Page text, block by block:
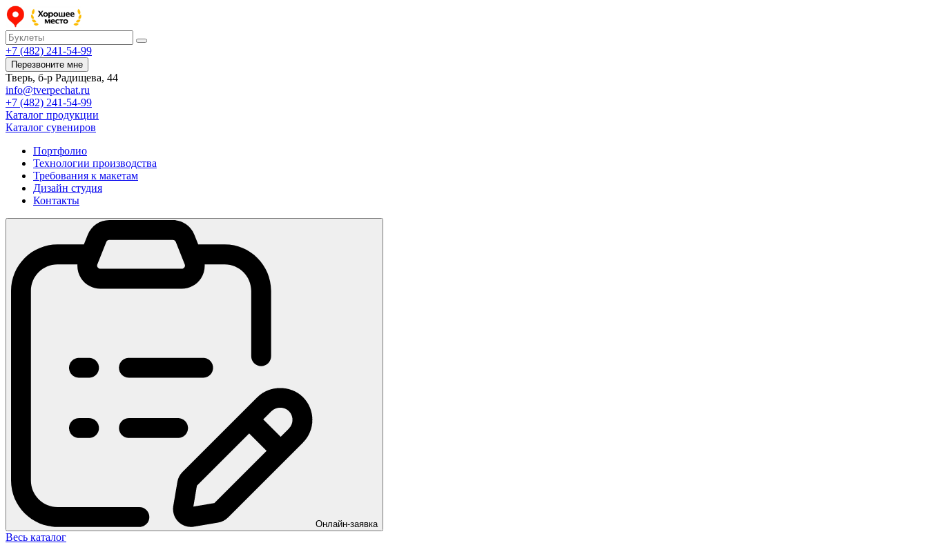
+7 (482) 241-54-99
Перезвоните мне
Тверь, б-р Радищева, 44
info@tverpechat.ru
+7 (482) 241-54-99
Каталог продукции
Каталог сувениров
Портфолио
Технологии производства
Требования к макетам
Дизайн студия
Контакты
Онлайн-заявка
Весь каталог